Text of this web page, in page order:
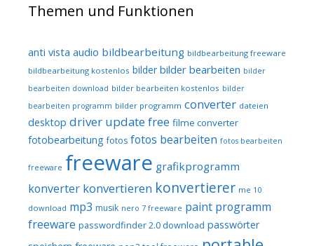
Themen und Funktionen
anti vista audio bildbearbeitung bildbearbeitung freeware
bildbearbeitung kostenlos bilder bilder bearbeiten bilder
bearbeiten download bilder bearbeiten kostenlos bilder
bearbeiten programm bilder programm converter dateien
desktop driver update free filme converter
fotobearbeitung fotos fotos bearbeiten fotos bearbeiten
freeware freeware grafikprogramm
konverter konvertieren konvertierer me 10
download mp3 musik nero 7 freeware paint programm
freeware passwordfinder 2.0 download passwörter